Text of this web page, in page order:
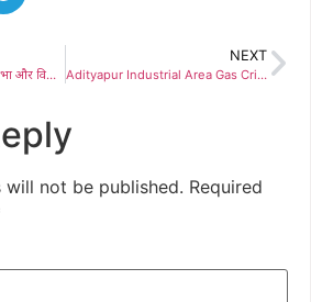
Jharkhand News : राज्यसभा और विधानसभा में उठेगा पत्रकारों की सुरक्षा व सम्मान का मुद्दा, प्रीतम भाटिया ने सांसद आदित्य साहू को सौंपा ज्ञापन
NEXT
Adityapur Industrial Area Gas Crisis: आदित्यपुर औद्योगिक क्षेत्र में बड़ा संकट: गैस किल्लत से कंपनियों में तालाबंदी का खतरा, 2 लाख मजदूरों की आजीविका दांव पर
will not be published. Required